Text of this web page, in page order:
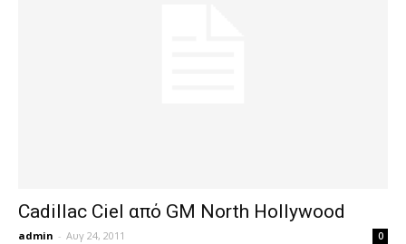
Cadillac Ciel από GM North Hollywood
admin - Αυγ 24, 2011 0